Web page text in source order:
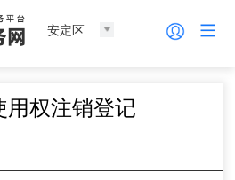
安定区
用权注销登记